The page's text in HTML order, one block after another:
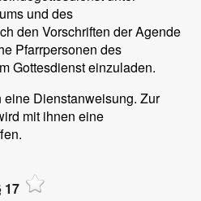
und des
den Vorschriften der Agende
Pfarrpersonen des
Gottesdienst einzuladen.
eine Dienstanweisung. Zur
mit ihnen eine
17